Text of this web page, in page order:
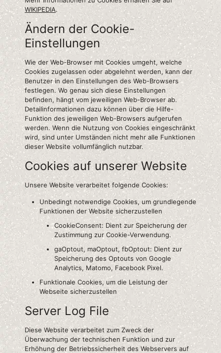
WIKIPEDIA.
Ändern der Cookie-
Einstellungen
Wie der Web-Browser mit Cookies umgeht, welche
Cookies zugelassen oder abgelehnt werden, kann der
Benutzer in den Einstellungen des Web-Browsers
festlegen. Wo genau sich diese Einstellungen
befinden, hängt vom jeweiligen Web-Browser ab.
Detailinformationen dazu können über die Hilfe-
Funktion des jeweiligen Web-Browsers aufgerufen
werden. Wenn die Nutzung von Cookies eingeschränkt
wird, sind unter Umständen nicht mehr alle Funktionen
dieser Website vollumfänglich nutzbar.
Cookies auf unserer Website
Unsere Website verarbeitet folgende Cookies:
Unbedingt notwendige Cookies, um grundlegende
Funktionen der Website sicherzustellen
CookieConsent: Dient zur Speicherung der
Zustimmung zur Cookie-Verwendung.
gaOptout, maOptout, fbOptout: Dient zur
Speicherung des Optouts von Google
Analytics, Matomo, Facebook Pixel.
Funktionale Cookies, um die Leistung der
Webseite sicherzustellen
Server Log File
Diese Website verarbeitet zum Zweck der
Überwachung der technischen Funktion und zur
Erhöhung der Betriebssicherheit des Webservers auf